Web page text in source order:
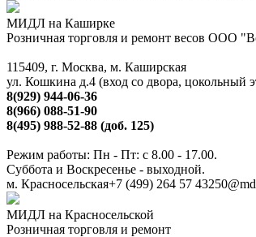
МИДЛ на Каширке
Розничная торговля и ремонт весов ООО
115409, г. Москва, м. Каширская
ул. Кошкина д.4 (вход со двора, цокольный
8(929) 944-06-36
8(966) 088-51-90
8(495) 988-52-88 (доб. 125)
Режим работы: Пн - Пт: с 8.00 - 17.00.
Суббота и Воскресенье - выходной.
м. Красносельская+7 (499) 264 57 43
МИДЛ на Красносельской
Розничная торговля и ремонт